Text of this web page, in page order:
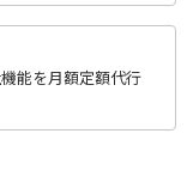
能を月額定額代行